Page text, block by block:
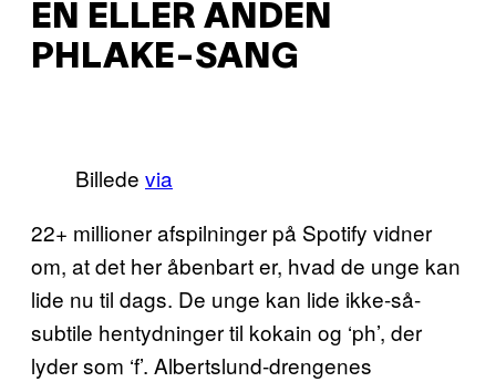
EN ELLER ANDEN
PHLAKE-SANG
Billede via
22+ millioner afspilninger på Spotify vidner
om, at det her åbenbart er, hvad de unge kan
lide nu til dags. De unge kan lide ikke-så-
subtile hentydninger til kokain og ‘ph’, der
lyder som ‘f’. Albertslund-drengenes